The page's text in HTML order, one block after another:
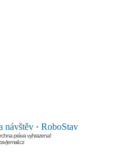
návštěv · RoboStav
práva vyhrazena!